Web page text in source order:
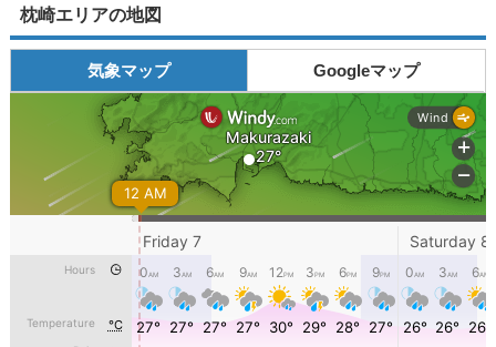
枕崎エリアの地図
気象マップ Googleマップ